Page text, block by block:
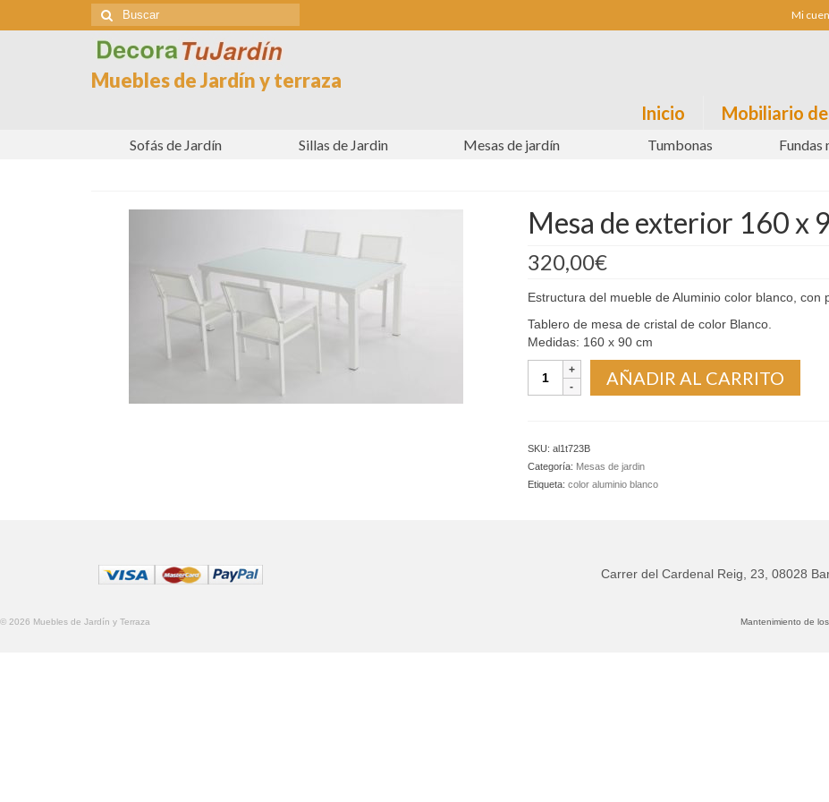
Mi
Buscar
por:
Muebles de Jardín y terraza
Inicio Mobiliario
Sofás de Jardín Sillas de Jardin Mesas de jardín Tumbonas Fundas
Mesa de exterior 160 x
320,00€
Estructura del mueble de Aluminio color blanco, con
Tablero de mesa de cristal de color Blanco.
Medidas: 160 x 90 cm
cantidad
AÑADIR AL CARRITO
SKU: al1t723B
Categoría: Mesas de jardin
Etiqueta: color aluminio blanco
Carrer del Cardenal Reig, 23, 08028
Mantenimiento de
© 2026 Muebles de Jardín y Terraza